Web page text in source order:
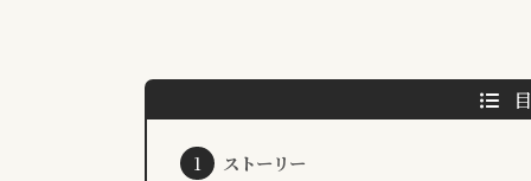
ストーリー